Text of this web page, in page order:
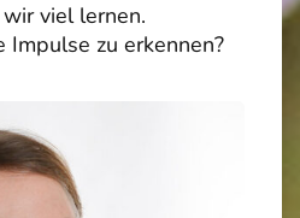
viel lernen.
Impulse zu erkennen?